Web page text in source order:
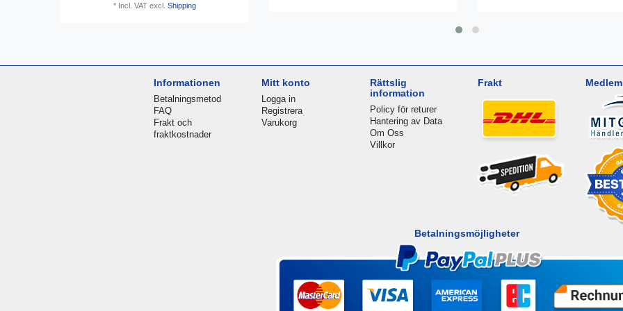
* Incl. VATexcl. Shipping
Informationen
Betalningsmetod
FAQ
Frakt och
fraktkostnader
Mitt konto
Logga in
Registrera
Varukorg
Rättslig
information
Policy för returer
Hantering av Data
Om Oss
Villkor
Frakt
Betalningsmöjligheter